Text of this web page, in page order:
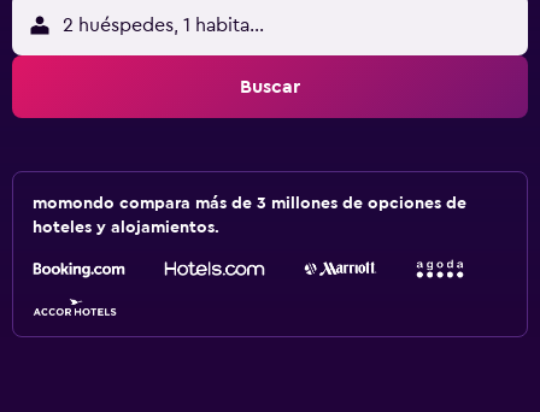
2 huéspedes, 1 habitación
Buscar
momondo compara más de 3 millones de opciones de
hoteles y alojamientos.